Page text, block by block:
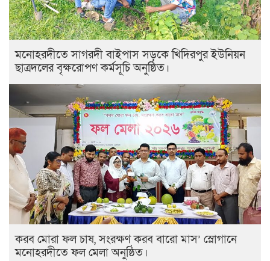
মনোহরদীতে সাগরদী বাইপাস সড়কে খিদিরপুর ইউনিয়ন
ছাত্রদলের বৃক্ষরোপণ কর্মসূচি অনুষ্ঠিত।
করব মোরা ফল চাষ, সংরক্ষণ করব বারো মাস’ স্লোগানে
মনোহরদীতে ফল মেলা অনুষ্ঠিত।